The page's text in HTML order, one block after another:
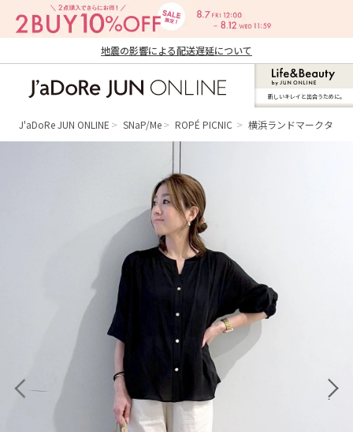
地震の影響による配送遅延について
ン オンライン）
新しいキレイと出合うために。
J'aDoRe JUN ONLINE SNaP/Me ROPÉ PICNIC 横浜ランドマークタワ